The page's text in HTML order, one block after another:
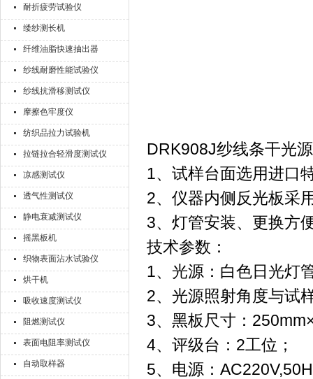
耐折疲劳试验仪
缕纱测长机
纤维油脂快速抽出器
纱线耐磨性能试验仪
纱线抗滑移测试仪
摩擦色牢度仪
纺织品拉力试验机
拉链拉合轻滑度测试仪
凉感测试仪
透气性测试仪
静电衰减测试仪
摇黑板机
织物表面沾水试验仪
烘干机
吸收速度测试仪
阻燃测试仪
表面电阻率测试仪
自动取样器
DRK908J纱线条干光
1、试样台面选用进口
2、仪器内侧反光板采
3、灯管安装、更换方
技术参数：
1、光源：白色日光灯
2、光源照射角度与试
3、黑板尺寸：
4、评级台：2工位；
5、电源：